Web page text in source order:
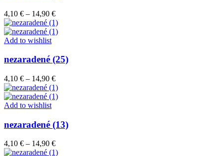
4,10 € – 14,90 €Price
range:
4,10 €
Add to wishlist
nezaradené (25)
4,10 € – 14,90 €Price
range:
4,10 €
Add to wishlist
nezaradené (13)
4,10 € – 14,90 €Price
range: